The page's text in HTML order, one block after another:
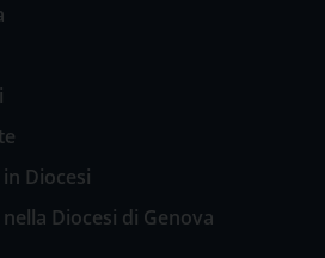
Diocesi
Diocesi di Genova